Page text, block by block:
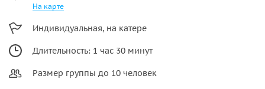
На карте
Индивидуальная, на катере
Длительность: 1 час 30 минут
Размер группы до 10 человек